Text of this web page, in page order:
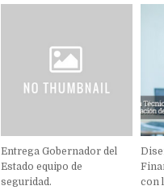
Entrega Gobernador del
Estado equipo de
seguridad.
con